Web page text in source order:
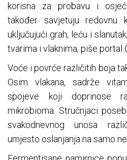
korisna za probavu i
također savjetuju redovnu
uključujući grah, leću i
tvarima i vlaknima, piše portal
Voće i povrće različitih boja
Osim vlakana, sadrže
spojeve koji doprinose
mikrobioma. Stručnjaci
svakodnevnog unosa
umjesto oslanjanja na samo